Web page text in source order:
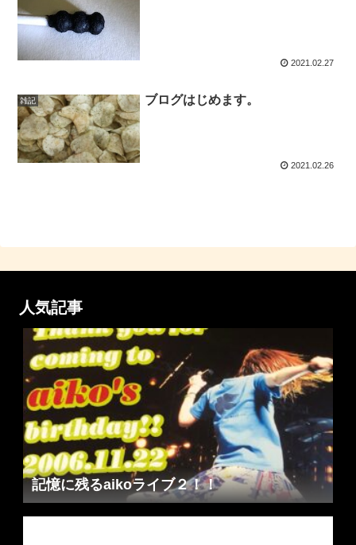
2021.02.27
雑記 ブログはじめます。
2021.02.26
人気記事
記憶に残るaikoライブ２！！